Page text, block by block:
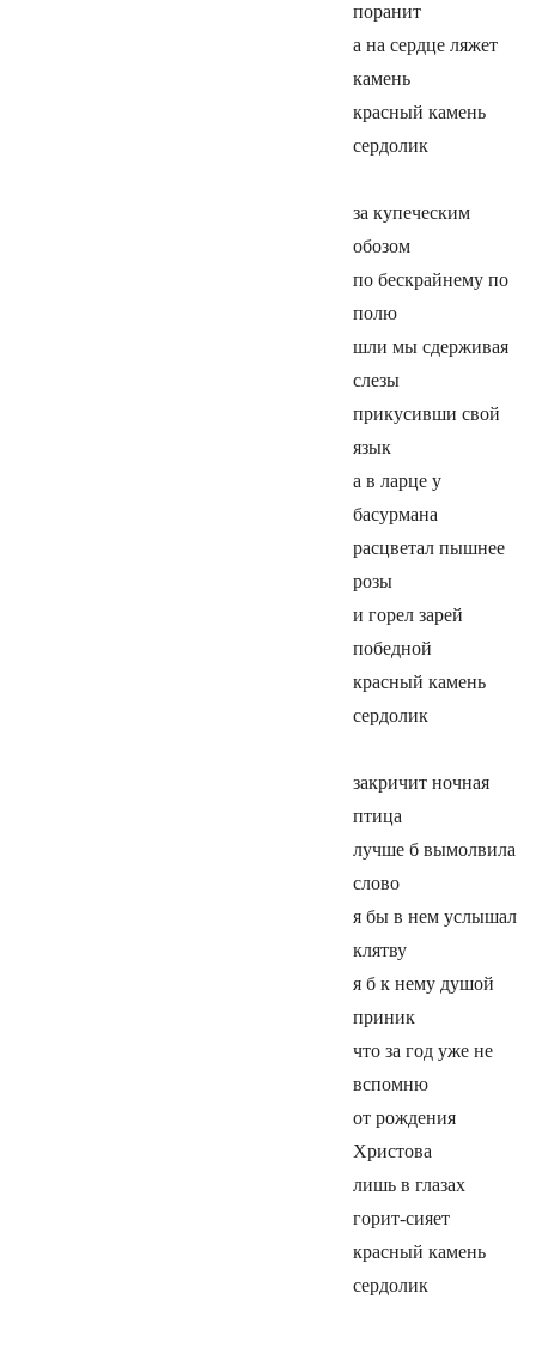
поранит
а на сердце ляжет
камень
красный камень
сердолик
за купеческим
обозом
по бескрайнему по
полю
шли мы сдерживая
слезы
прикусивши свой
язык
а в ларце у
басурмана
расцветал пышнее
розы
и горел зарей
победной
красный камень
сердолик
закричит ночная
птица
лучше б вымолвила
слово
я бы в нем услышал
клятву
я б к нему душой
приник
что за год уже не
вспомню
от рождения
Христова
лишь в глазах
горит-сияет
красный камень
сердолик